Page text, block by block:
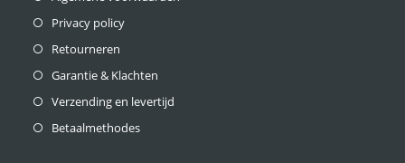
Privacy policy
Retourneren
Garantie & Klachten
Verzending en levertijd
Betaalmethodes